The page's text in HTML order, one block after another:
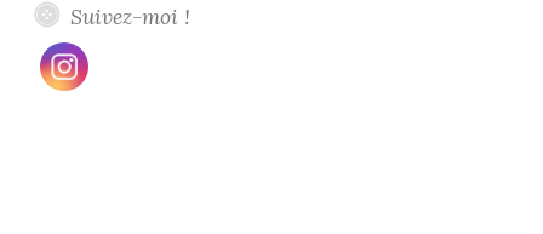
Suivez-moi !